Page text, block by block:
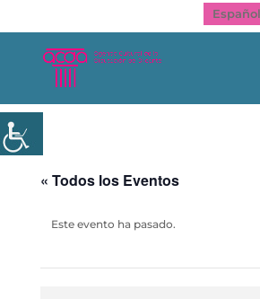
Español
« Todos los Eventos
Este evento ha pasado.